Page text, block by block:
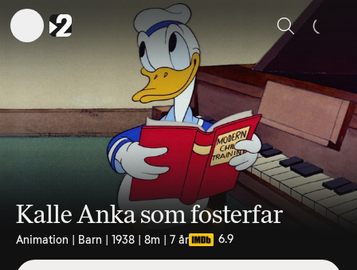
Sök
Kalle Anka som fosterfar
Animation | Barn | 1938 | 8m | 7 år 6.9